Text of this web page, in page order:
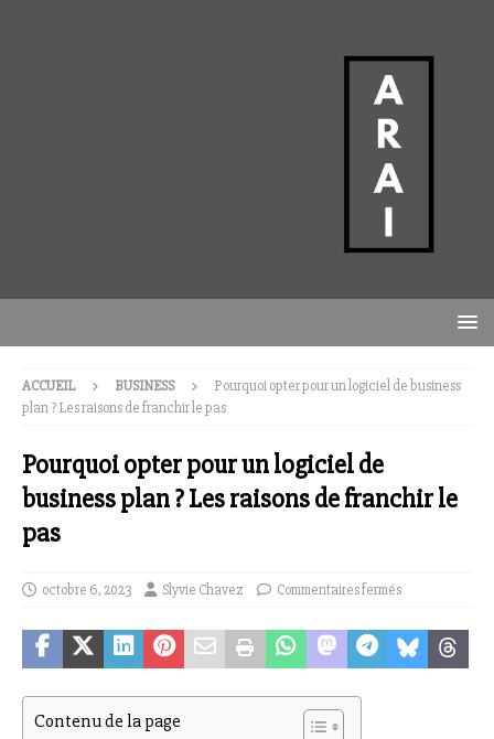
ACCUEIL BUSINESS
Pourquoi opter pour un logiciel de business
plan ? Les raisons de franchir le pas
Pourquoi opter pour un logiciel de
business plan ? Les raisons de franchir le
pas
octobre 6, 2023 Slyvie Chavez Commentaires fermés
Contenu de la page